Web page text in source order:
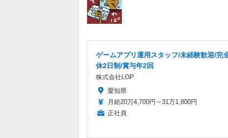
ゲームアプリ運用スタッフ/未経験歓迎/完
休2日制/賞与年2回
株式会社LOP
愛知県
月給20万4,700円～31万1,800円
正社員